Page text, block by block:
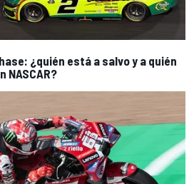
¿quién está a salvo y a quién
NASCAR?